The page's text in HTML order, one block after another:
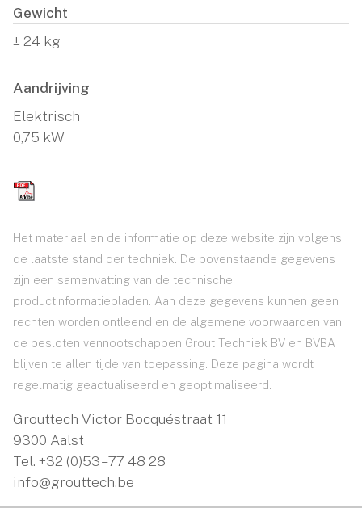
Gewicht
± 24 kg
Aandrijving
Elektrisch
0,75 kW
Het materiaal en de informatie op deze website zijn volgens
de laatste stand der techniek. De bovenstaande gegevens
zijn een samenvatting van de technische
productinformatiebladen. Aan deze gegevens kunnen geen
rechten worden ontleend en de algemene voorwaarden van
de besloten vennootschappen Grout Techniek BV en BVBA
blijven te allen tijde van toepassing. Deze pagina wordt
regelmatig geactualiseerd en geoptimaliseerd.
Grouttech Victor Bocquéstraat 11
9300 Aalst
Tel. +32 (0)53 – 77 48 28
info@grouttech.be